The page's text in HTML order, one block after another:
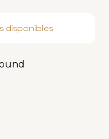
disponibles